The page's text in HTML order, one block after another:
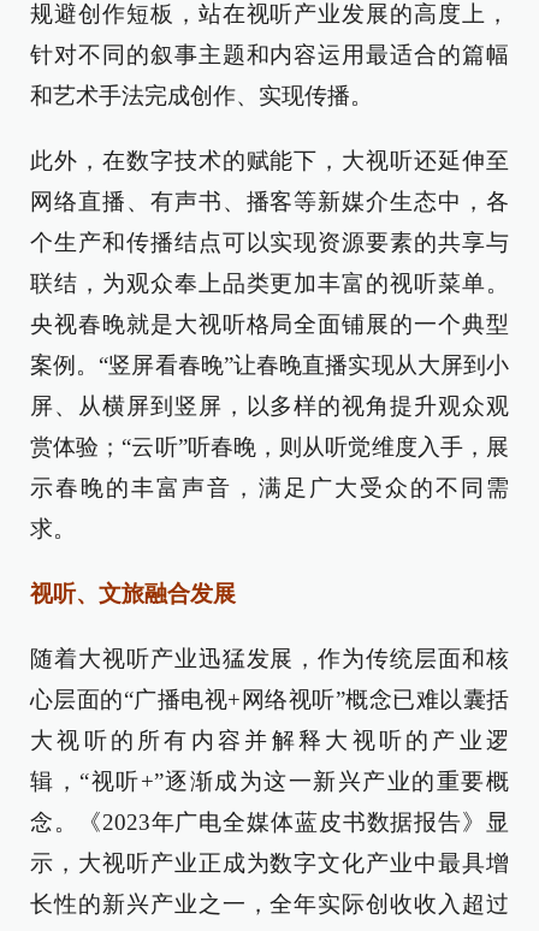
规避创作短板，站在视听产业发展的高度上，
针对不同的叙事主题和内容运用最适合的篇幅
和艺术手法完成创作、实现传播。
此外，在数字技术的赋能下，大视听还延伸至
网络直播、有声书、播客等新媒介生态中，各
个生产和传播结点可以实现资源要素的共享与
联结，为观众奉上品类更加丰富的视听菜单。
央视春晚就是大视听格局全面铺展的一个典型
案例。“竖屏看春晚”让春晚直播实现从大屏到小
屏、从横屏到竖屏，以多样的视角提升观众观
赏体验；“云听”听春晚，则从听觉维度入手，展
示春晚的丰富声音，满足广大受众的不同需
求。
视听、文旅融合发展
随着大视听产业迅猛发展，作为传统层面和核
心层面的“广播电视+网络视听”概念已难以囊括
大视听的所有内容并解释大视听的产业逻
辑，“视听+”逐渐成为这一新兴产业的重要概
念。《2023年广电全媒体蓝皮书数据报告》显
示，大视听产业正成为数字文化产业中最具增
长性的新兴产业之一，全年实际创收收入超过